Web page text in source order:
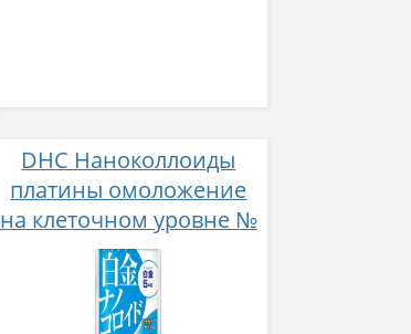
DHC Наноколлоиды
платины омоложение
на клеточном уровне №
30